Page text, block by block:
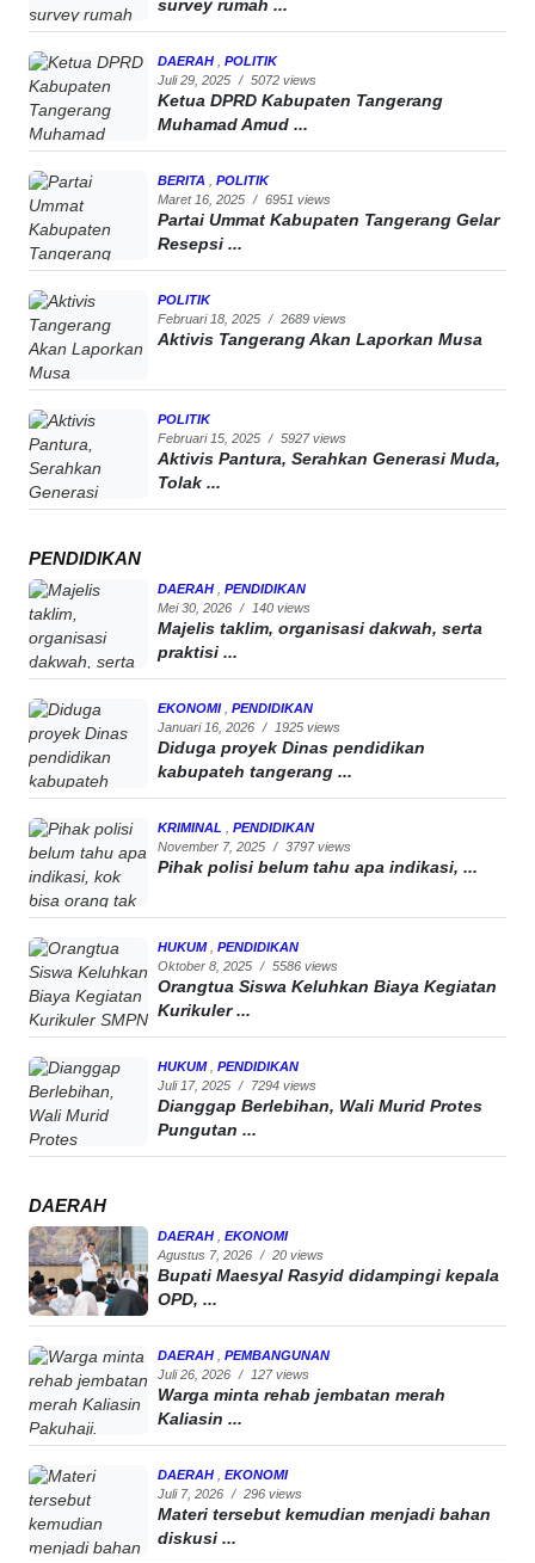
survey rumah ...
DAERAH
POLITIK
Juli 29, 2025 / 5072 views
Ketua DPRD Kabupaten Tangerang
Muhamad Amud ...
BERITA
POLITIK
Maret 16, 2025 / 6951 views
Partai Ummat Kabupaten Tangerang Gelar
Resepsi ...
POLITIK
Februari 18, 2025 / 2689 views
Aktivis Tangerang Akan Laporkan Musa
POLITIK
Februari 15, 2025 / 5927 views
Aktivis Pantura, Serahkan Generasi Muda,
Tolak ...
PENDIDIKAN
DAERAH
PENDIDIKAN
Mei 30, 2026 / 140 views
Majelis taklim, organisasi dakwah, serta
praktisi ...
EKONOMI
PENDIDIKAN
Januari 16, 2026 / 1925 views
Diduga proyek Dinas pendidikan
kabupateh tangerang ...
KRIMINAL
PENDIDIKAN
November 7, 2025 / 3797 views
Pihak polisi belum tahu apa indikasi, ...
HUKUM
PENDIDIKAN
Oktober 8, 2025 / 5586 views
Orangtua Siswa Keluhkan Biaya Kegiatan
Kurikuler ...
HUKUM
PENDIDIKAN
Juli 17, 2025 / 7294 views
Dianggap Berlebihan, Wali Murid Protes
Pungutan ...
DAERAH
DAERAH
EKONOMI
Agustus 7, 2026 / 20 views
Bupati Maesyal Rasyid didampingi kepala
OPD, ...
DAERAH
PEMBANGUNAN
Juli 26, 2026 / 127 views
Warga minta rehab jembatan merah
Kaliasin ...
DAERAH
EKONOMI
Juli 7, 2026 / 296 views
Materi tersebut kemudian menjadi bahan
diskusi ...